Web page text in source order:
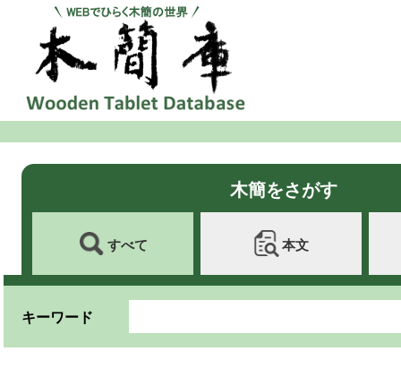
木簡をさがす
すべて 本文
キーワード